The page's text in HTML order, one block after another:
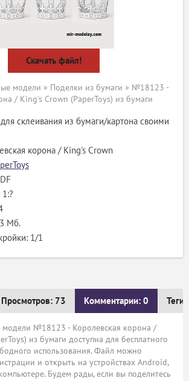
Скачать файл!
модели » Поделки из бумаги » №18123 -
/ King's Crown (PaperToys) из бумаги
склеивания из бумаги/картона своими
корона / King's Crown
Мб.
1/1
Просмотров: 73 Комментарии: 0 Теги:
модели №18123 - Королевская корона /
из бумаги доступна для бесплатного
использования. Файл можно
и открыть на устройствах Android,
Будем рады, если вы поделитесь